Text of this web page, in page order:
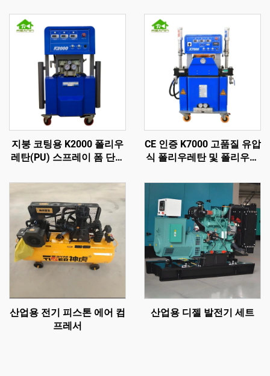
지붕 코팅용 K2000 폴리우
레탄(PU) 스프레이 폼 단열
CE 인증 K7000 고품질 유압
식 폴리우레탄 및 폴리우레
산업용 전기 피스톤 에어 컴
프레서
산업용 디젤 발전기 세트